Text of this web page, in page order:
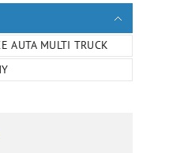
AUTA MULTI TRUCK